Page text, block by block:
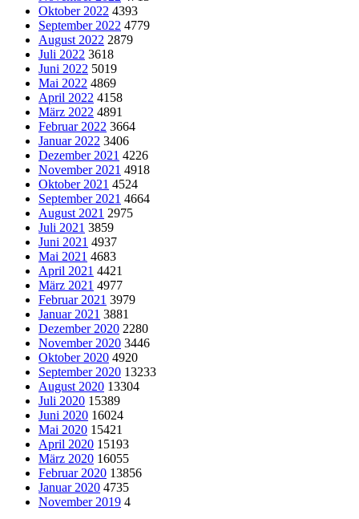
Oktober 2022 4393
September 2022 4779
August 2022 2879
Juli 2022 3618
Juni 2022 5019
Mai 2022 4869
April 2022 4158
März 2022 4891
Februar 2022 3664
Januar 2022 3406
Dezember 2021 4226
November 2021 4918
Oktober 2021 4524
September 2021 4664
August 2021 2975
Juli 2021 3859
Juni 2021 4937
Mai 2021 4683
April 2021 4421
März 2021 4977
Februar 2021 3979
Januar 2021 3881
Dezember 2020 2280
November 2020 3446
Oktober 2020 4920
September 2020 13233
August 2020 13304
Juli 2020 15389
Juni 2020 16024
Mai 2020 15421
April 2020 15193
März 2020 16055
Februar 2020 13856
Januar 2020 4735
November 2019 4